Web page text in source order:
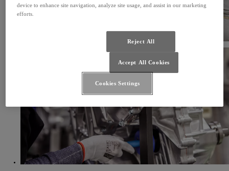
device to enhance site navigation, analyze site usage, and assist in our marketing
efforts.
Reject All
Accept All Cookies
Cookies Settings